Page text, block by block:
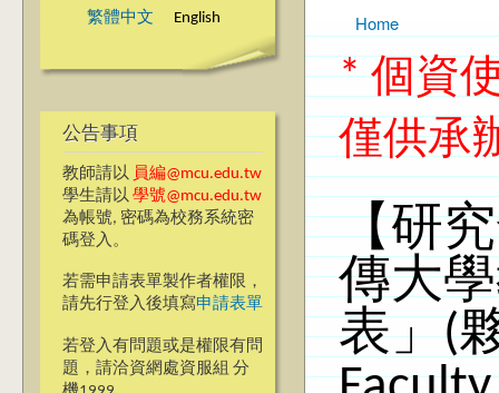
繁體中文 English
公告事項
教師請以 員編@mcu.edu.tw
學生請以 學號@mcu.edu.tw
為帳號, 密碼為校務系統密
碼登入。
若需申請表單製作者權限，
請先行登入後填寫申請表單
若登入有問題或是權限有問
題，請洽資網處資服組 分
You are here
Home
* 個資
僅供承
【研
傳大
表」(